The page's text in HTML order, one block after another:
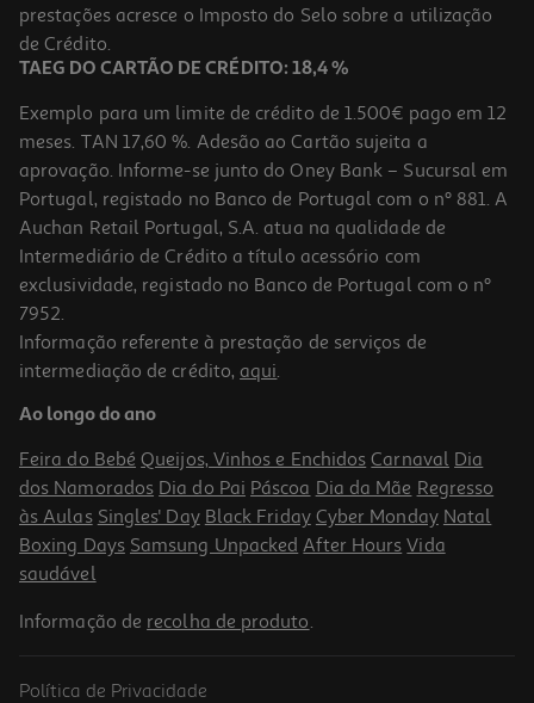
5,65 €
-15%
Suplemento Gold Nutrition Pre&probiotics 242 G
87.77 €/Kg
21,24 €
Promoção
prestações acresce o Imposto do Selo sobre a utilização
de Crédito.
TAEG DO CARTÃO DE CRÉDITO: 18,4 %
Exemplo para um limite de crédito de 1.500€ pago em 12
meses. TAN 17,60 %. Adesão ao Cartão sujeita a
aprovação. Informe-se junto do Oney Bank – Sucursal em
Portugal, registado no Banco de Portugal com o nº 881. A
Auchan Retail Portugal, S.A. atua na qualidade de
Intermediário de Crédito a título acessório com
exclusividade, registado no Banco de Portugal com o nº
7952.
Informação referente à prestação de serviços de
intermediação de crédito, aqui.
Ao longo do ano
Feira do Bebé Queijos, Vinhos e Enchidos Carnaval Dia
dos Namorados Dia do Pai Páscoa Dia da Mãe Regresso
às Aulas Singles' Day Black Friday Cyber Monday Natal
Boxing Days Samsung Unpacked After Hours Vida
saudável
Informação de recolha de produto.
Política de Privacidade